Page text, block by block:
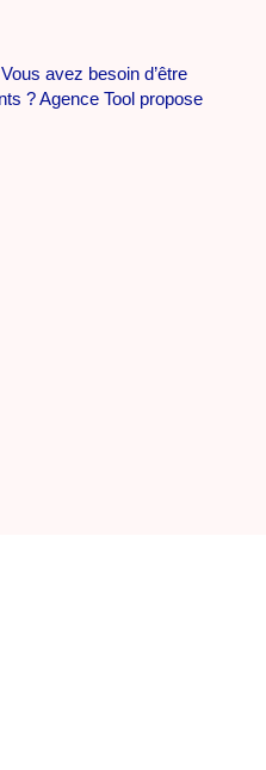
avez besoin d’être
? Agence Tool propose